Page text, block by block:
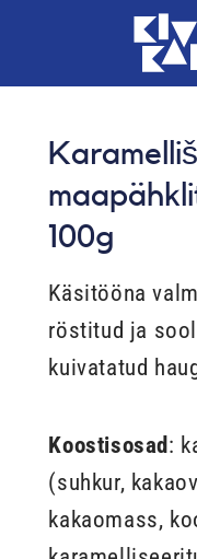
100g
Käsitööna
röstitud ja
kuivatatud
Koostisosad :
(suhkur,
kakaomass,